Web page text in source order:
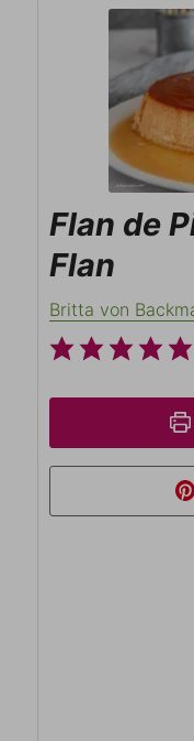
Flan de
Flan
Britta von